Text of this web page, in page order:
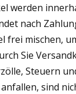
werden
nach
frei mischen,
Sie
Steuern
sind